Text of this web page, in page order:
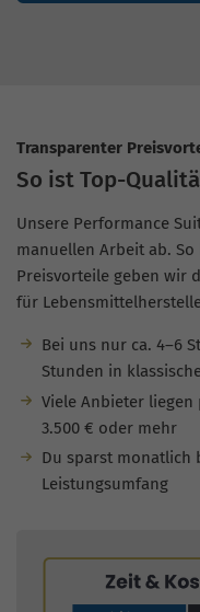
Transparenter
So ist Top-
Unsere Performance
manuellen Arbeit ab.
Preisvorteile geben wir
für
Bei uns nur ca. 4–6
Stunden in
Viele Anbieter
3.500 € oder mehr
Du sparst monatlich
Leistungsumfang